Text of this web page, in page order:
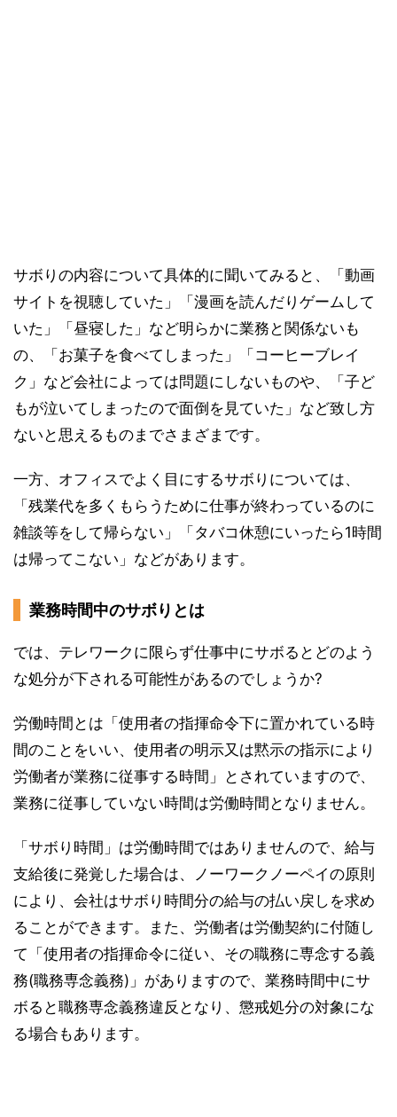
サボりの内容について具体的に聞いてみると、「動画
サイトを視聴していた」「漫画を読んだりゲームして
いた」「昼寝した」など明らかに業務と関係ないも
の、「お菓子を食べてしまった」「コーヒーブレイ
ク」など会社によっては問題にしないものや、「子ど
もが泣いてしまったので面倒を見ていた」など致し方
ないと思えるものまでさまざまです。
一方、オフィスでよく目にするサボりについては、
「残業代を多くもらうために仕事が終わっているのに
雑談等をして帰らない」「タバコ休憩にいったら1時間
は帰ってこない」などがあります。
業務時間中のサボりとは
では、テレワークに限らず仕事中にサボるとどのよう
な処分が下される可能性があるのでしょうか?
労働時間とは「使用者の指揮命令下に置かれている時
間のことをいい、使用者の明示又は黙示の指示により
労働者が業務に従事する時間」とされていますので、
業務に従事していない時間は労働時間となりません。
「サボり時間」は労働時間ではありませんので、給与
支給後に発覚した場合は、ノーワークノーペイの原則
により、会社はサボり時間分の給与の払い戻しを求め
ることができます。また、労働者は労働契約に付随し
て「使用者の指揮命令に従い、その職務に専念する義
務(職務専念義務)」がありますので、業務時間中にサ
ボると職務専念義務違反となり、懲戒処分の対象にな
る場合もあります。